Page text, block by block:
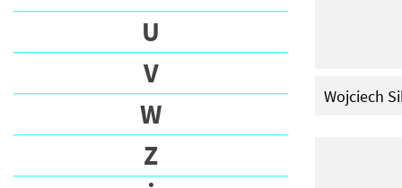
U
V
W
Z
Wojciech